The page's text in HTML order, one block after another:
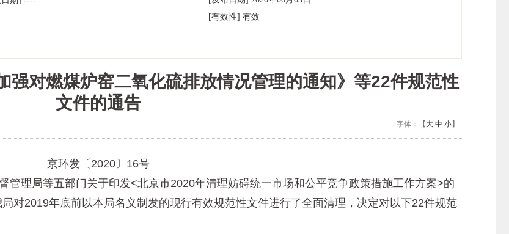
[有效性] 有效
强对燃煤炉窑二氧化硫排放情况管理的通知》等22件规范性
文件的通告
字体：【 大 中 小】
京环发〔2020〕16号
理局等五部门关于印发<北京市2020年清理妨碍统一市场和公平竞争政策措施工作方案>的
对2019年底前以本局名义制发的现行有效规范性文件进行了全面清理，决定对以下22件规范